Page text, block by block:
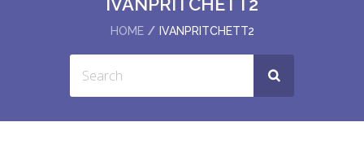
HOME IVANPRITCHETT2